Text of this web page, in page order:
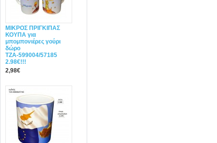
ΜΙΚΡΟΣ ΠΡΙΓΚΙΠΑΣ
ΚΟΥΠΑ για
μπομπονιέρες γούρι
δώρο
ΤΖΑ-599004/57185
2.98€!!!
2,98€